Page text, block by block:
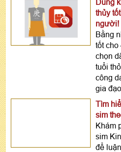
Dùng
thủy
người!
Bằng
tốt cho
chọn
tuổi
công
gia
Tìm
sim
Khám
sim
để